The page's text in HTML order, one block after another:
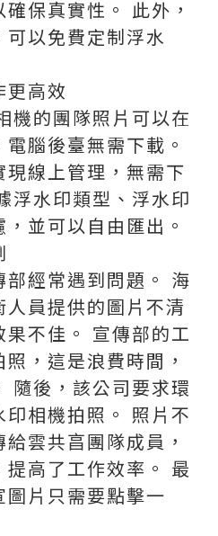
保真實性。 此外，
以免費定制浮水
更高效
的團隊照片可以在
腦後臺無需下載。
線上管理，無需下
浮水印類型、浮水印
並可以自由匯出。
經常遇到問題。 海
員提供的圖片不清
不佳。 宣傳部的工
，這是浪費時間，
隨後，該公司要求環
相機拍照。 照片不
雲共亯團隊成員，
高了工作效率。 最
片只需要點擊一